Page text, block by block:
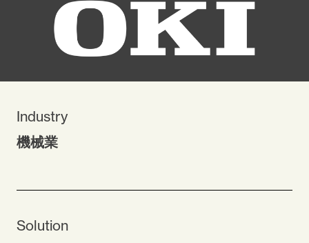
Industry
機械業
Solution